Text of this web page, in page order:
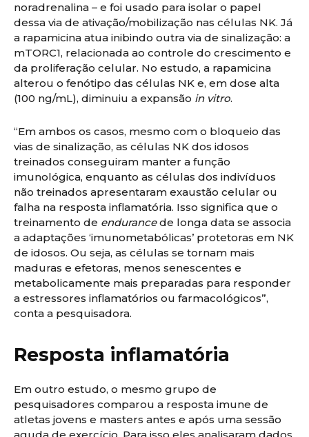
noradrenalina – e foi usado para isolar o papel
dessa via de ativação/mobilização nas células NK. Já
a rapamicina atua inibindo outra via de sinalização: a
mTORC1, relacionada ao controle do crescimento e
da proliferação celular. No estudo, a rapamicina
alterou o fenótipo das células NK e, em dose alta
(100 ng/mL), diminuiu a expansão in vitro.
“Em ambos os casos, mesmo com o bloqueio das
vias de sinalização, as células NK dos idosos
treinados conseguiram manter a função
imunológica, enquanto as células dos indivíduos
não treinados apresentaram exaustão celular ou
falha na resposta inflamatória. Isso significa que o
treinamento de endurancede longa data se associa
a adaptações ‘imunometabólicas’ protetoras em NK
de idosos. Ou seja, as células se tornam mais
maduras e efetoras, menos senescentes e
metabolicamente mais preparadas para responder
a estressores inflamatórios ou farmacológicos”,
conta a pesquisadora.
Resposta inflamatória
Em outro estudo, o mesmo grupo de
pesquisadores comparou a resposta imune de
atletas jovens e masters antes e após uma sessão